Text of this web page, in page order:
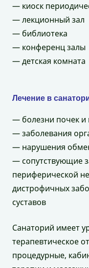
— киоск
— лекционный зал
— библиотека
— конференц залы
— детская комната
Лечение в
— болезни почек
— заболевания
— нарушения
— сопутствующие
периферической
дистрофичных
суставов
Санаторий имеет
терапевтическое
процедурные,